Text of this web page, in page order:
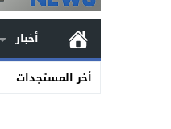
أخبار
أخر المستجدات